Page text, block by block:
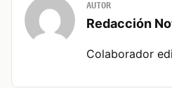
AUTOR
Redacción
Colaborador